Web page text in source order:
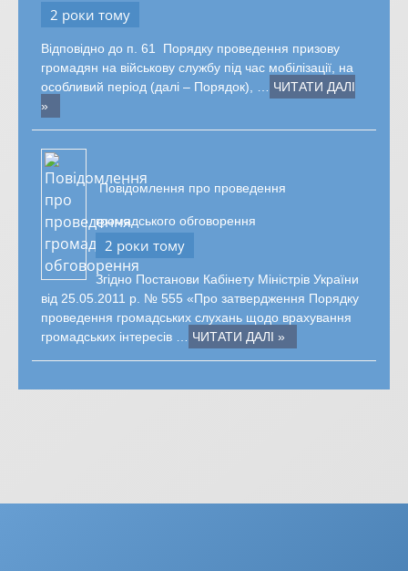
2 роки тому
Відповідно до п. 61 Порядку проведення призову
громадян на військову службу під час мобілізації, на
особливий період (далі – Порядок), … ЧИТАТИ ДАЛІ
»
Повідомлення про проведення
громадського обговорення
2 роки тому
Згідно Постанови Кабінету Міністрів України
від 25.05.2011 р. № 555 «Про затвердження Порядку
проведення громадських слухань щодо врахування
громадських інтересів … ЧИТАТИ ДАЛІ »